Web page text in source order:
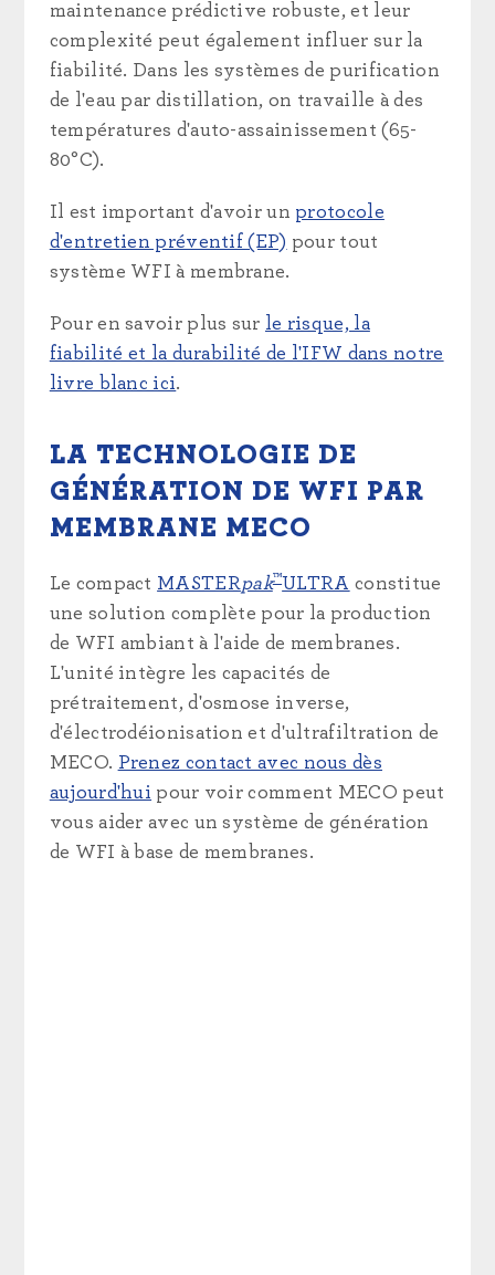
maintenance prédictive robuste, et leur
complexité peut également influer sur la
fiabilité. Dans les systèmes de purification
de l'eau par distillation, on travaille à des
températures d'auto-assainissement (65-
80°C).
Il est important d'avoir un protocole
d'entretien préventif (EP) pour tout
système WFI à membrane.
Pour en savoir plus sur le risque, la
fiabilité et la durabilité de l'IFW dans notre
livre blanc ici.
LA TECHNOLOGIE DE
GÉNÉRATION DE WFI PAR
MEMBRANE MECO
Le compact MASTERpak™ULTRA constitue
une solution complète pour la production
de WFI ambiant à l'aide de membranes.
L'unité intègre les capacités de
prétraitement, d'osmose inverse,
d'électrodéionisation et d'ultrafiltration de
MECO. Prenez contact avec nous dès
aujourd'hui pour voir comment MECO peut
vous aider avec un système de génération
de WFI à base de membranes.